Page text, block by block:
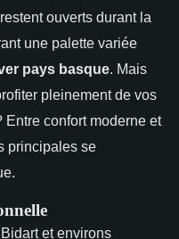
ouverts durant la
une palette variée
pays basque. Mais
pleinement de vos
Entre confort moderne et
principales se
et environs